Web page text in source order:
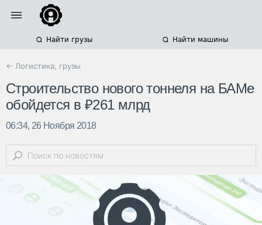
Найти грузы Найти машины
← Логистика, грузы
Строительство нового тоннеля на БАМе
обойдется в ₽261 млрд
06:34, 26 Ноября 2018